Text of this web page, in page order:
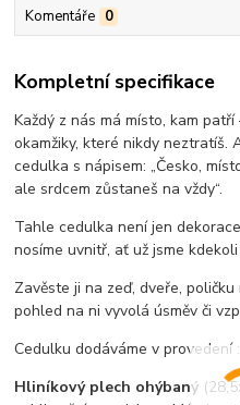
Komentáře 0
Kompletní specifikace
Každý z nás má místo, kam
okamžiky, které nikdy neztratíš.
cedulka s nápisem:„Česko,
ale srdcem zůstaneš na vždy“.
Tahle cedulka není jen
nosíme uvnitř, ať už jsme kdekoli
Zavěste ji na zeď, dveře,
pohled na ni vyvolá úsměv či
Cedulku dodáváme v provedení :
Hliníkový plech ohýbaný